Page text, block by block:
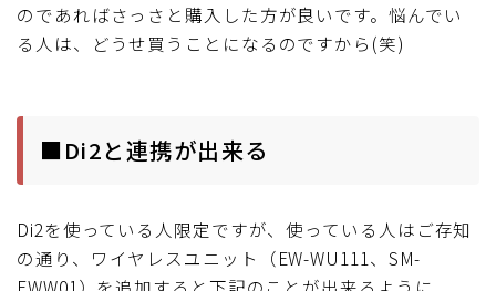
のであればさっさと購入した方が良いです。悩んでい
る人は、どうせ買うことになるのですから(笑)
■Di2と連携が出来る
Di2を使っている人限定ですが、使っている人はご存知
の通り、ワイヤレスユニット（EW-WU111、SM-